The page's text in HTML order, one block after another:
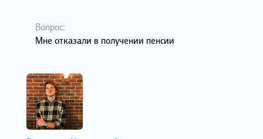
Вопрос:
Мне отказали в получении пенсии